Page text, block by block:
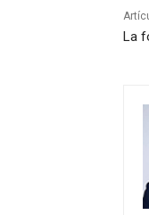
La